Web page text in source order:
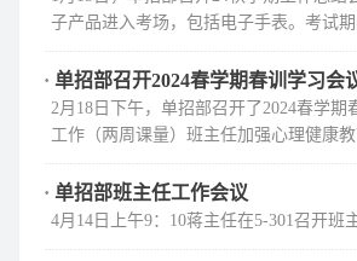
子产品进入考场，包括电子手表。考试
· 单招部召开2024春学期春训学习会
2月18日下午，单招部召开了2024春学
工作（两周课量）班主任加强心理健康
· 单招部班主任工作会议
4月14日上午9：10蒋主任在5-301召开班